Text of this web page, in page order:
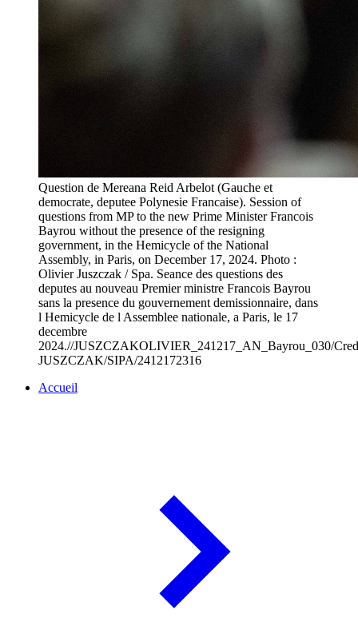
Question de Mereana Reid Arbelot (Gauche et
democrate, deputee Polynesie Francaise). Session of
questions from MP to the new Prime Minister Francois
Bayrou without the presence of the resigning
government, in the Hemicycle of the National
Assembly, in Paris, on December 17, 2024. Photo :
Olivier Juszczak / Spa. Seance des questions des
deputes au nouveau Premier ministre Francois Bayrou
sans la presence du gouvernement demissionnaire, dans
l Hemicycle de l Assemblee nationale, a Paris, le 17
decembre
2024.//JUSZCZAKOLIVIER_241217_AN_Bayrou_030/
JUSZCZAK/SIPA/2412172316
Accueil